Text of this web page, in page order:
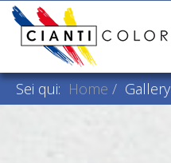
Sei qui: Home Gallery